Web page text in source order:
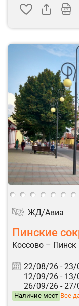
ЖД/Авиа
Пинские
Коссово –
22/08/26 - 23/
12/09/26 - 13/
26/09/26 - 27/
Наличие мест Все